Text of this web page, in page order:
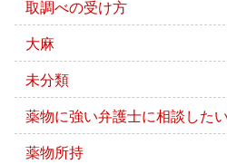
取調べの受け方
大麻
未分類
薬物に強い弁護士に相談したい
薬物所持